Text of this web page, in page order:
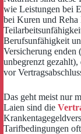
wie Leistungen bei
bei Kuren und Reha
Berufsunfähigkeit
Versicherung enden
unbegrenzt gezahlt),
vor
Das geht meist nur
Laien sind die
Tarifbedingungen